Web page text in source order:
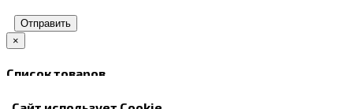
Отправить
×
Список товаров
Закрыть В корзину